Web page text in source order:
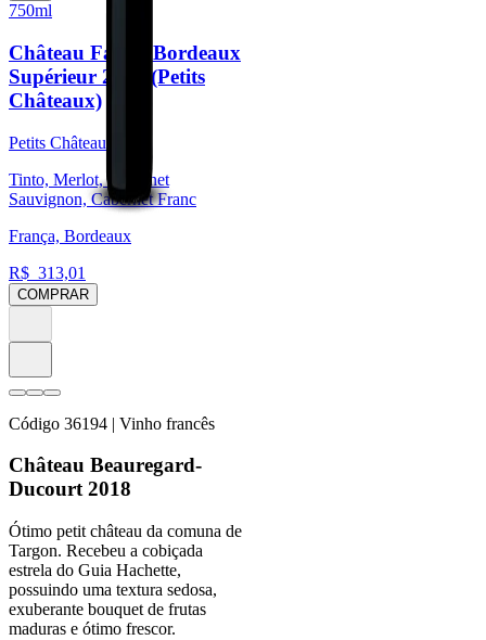
750ml
Château Fayau Bordeaux
Supérieur 2019 (Petits
Châteaux)
Petits Châteaux
Tinto, Merlot, Cabernet
Sauvignon, Cabernet Franc
França, Bordeaux
R$ 313,01
COMPRAR
Código 36194 | Vinho francês
Château Beauregard-
Ducourt 2018
Ótimo petit château da comuna de
Targon. Recebeu a cobiçada
estrela do Guia Hachette,
possuindo uma textura sedosa,
exuberante bouquet de frutas
maduras e ótimo frescor.